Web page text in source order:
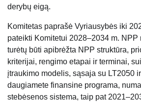
derybų eigą.
Komitetas paprašė Vyriausybės iki
pateikti Komitetui 2028–2034 m. NPP
turėtų būti apibrėžta NPP struktūra,
kriterijai, rengimo etapai ir terminai,
įtraukimo modelis, sąsaja su LT2050
daugiamete finansine programa,
stebėsenos sistema, taip pat